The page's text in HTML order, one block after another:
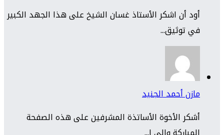
أود أن اشكر الأستاذ غسان الشيخ على هذا الجهد الكبير
في توثيق...
مازن أحمد الجنيد
أشكر الأخوة الأساتذة المشرفين على هذه الصفحة